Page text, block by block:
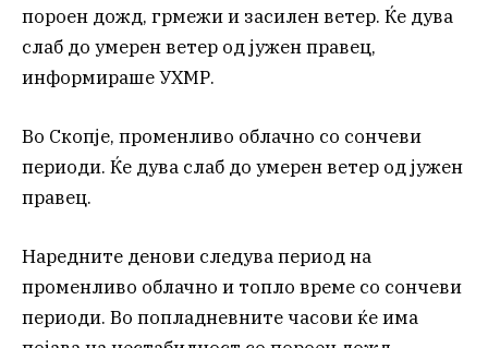
пороен дожд, грмежи и засилен ветер. Ќе дува
слаб до умерен ветер од јужен правец,
информираше УХМР.
Во Скопје, променливо облачно со сончеви
периоди. Ќе дува слаб до умерен ветер од јужен
правец.
Наредните денови следува период на
променливо облачно и топло време со сончеви
периоди. Во попладневните часови ќе има